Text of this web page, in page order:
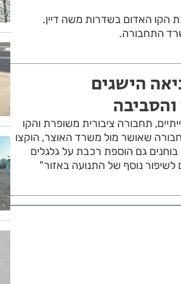
הקו האדום בשדרות משה דיין.
התחבורה.
הישגים
תחבורה ציבורית משופרת והקו
שאושר מול משרד האוצר, הוקצו
גם הוספת רכבת על גלגלים
נוסף של התנועה באזור"